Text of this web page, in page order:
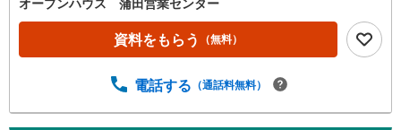
ムーズにご案内が可能です。◎現地のご案内について・平
日や夜遅い時間帯もご案内が可能 ※定休日を除く・経験豊
富なスタッフが物件詳細を丁寧にご説明いたします。・車
チャイルドシートのご用意ございます。◎個別FP相談会
資料をもらう （無料）
電話する （通話料無料）